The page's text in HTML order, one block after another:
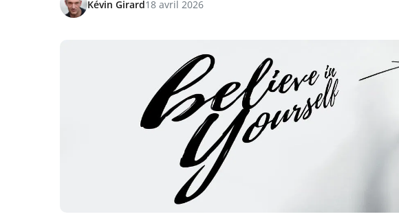
Kévin Girard18 avril 2026